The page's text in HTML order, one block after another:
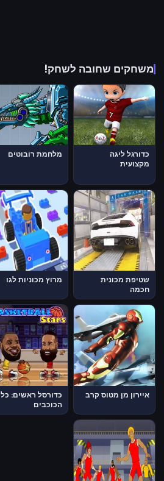
משחקים שחובה לשחק!
כדורגל ליגה
מקצועית
מלחמת רובוטים
שטיפת מכונית
חכמה
מרוץ מכוניות לגו
איירון מן מטוס קרב
כדורסל ראשים: כל
הכוכבים